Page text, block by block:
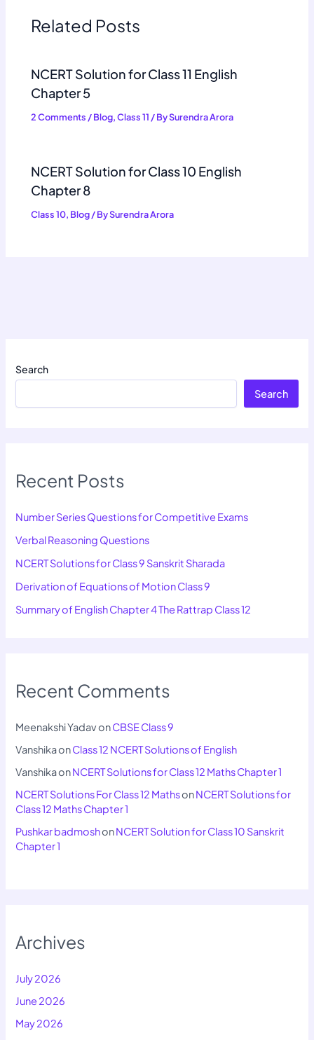
Related Posts
NCERT Solution for Class 11 English
Chapter 5
2 Comments /Blog,Class 11 / BySurendra Arora
NCERT Solution for Class 10 English
Chapter 8
Class 10, Blog/ BySurendra Arora
Search
Search
Recent Posts
Number Series Questions for Competitive Exams
Verbal Reasoning Questions
NCERT Solutions for Class 9 Sanskrit Sharada
Derivation of Equations of Motion Class 9
Summary of English Chapter 4 The Rattrap Class 12
Recent Comments
Meenakshi YadavonCBSE Class 9
VanshikaonClass 12 NCERT Solutions of English
VanshikaonNCERT Solutions for Class 12 Maths Chapter 1
NCERT Solutions For Class 12 MathsonNCERT Solutions for
Class 12 Maths Chapter 1
Pushkar badmoshonNCERT Solution for Class 10 Sanskrit
Chapter 1
Archives
July 2026
June 2026
May 2026